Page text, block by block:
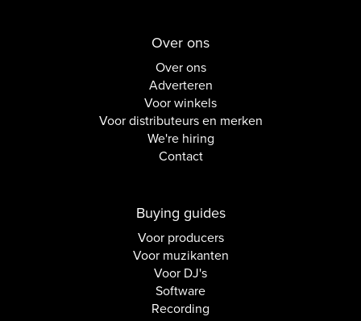
Over ons
Over ons
Adverteren
Voor winkels
Voor distributeurs en merken
We're hiring
Contact
Buying guides
Voor producers
Voor muzikanten
Voor DJ's
Software
Recording